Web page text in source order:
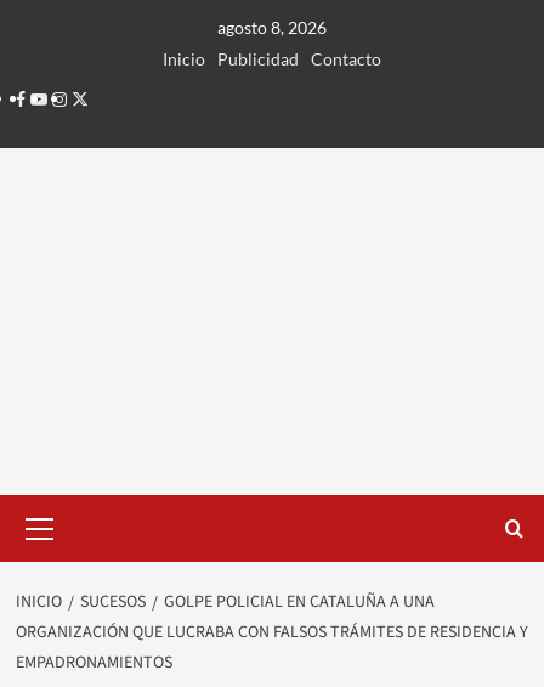
agosto 8, 2026
Inicio
Publicidad
Contacto
Facebook
Youtube
Instagram
Twitter
principal
INICIO SUCESOS
GOLPE POLICIAL EN CATALUÑA A UNA
ORGANIZACIÓN QUE LUCRABA CON FALSOS TRÁMITES DE RESIDENCIA Y
EMPADRONAMIENTOS